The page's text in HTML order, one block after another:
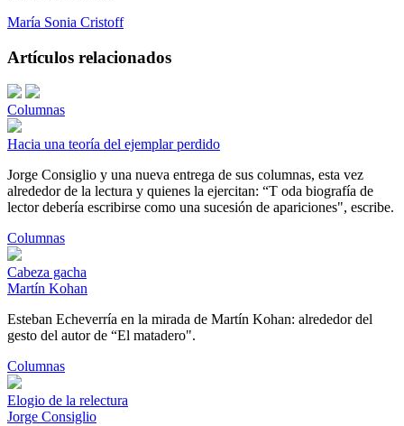
María Sonia Cristoff
Artículos relacionados
Columnas
Hacia una teoría del ejemplar perdido
Jorge Consiglio y una nueva entrega de sus columnas, esta vez
alrededor de la lectura y quienes la ejercitan: “T oda biografía de
lector debería escribirse como una sucesión de apariciones", escribe.
Columnas
Cabeza gacha
Martín Kohan
Esteban Echeverría en la mirada de Martín Kohan: alrededor del
gesto del autor de “El matadero".
Columnas
Elogio de la relectura
Jorge Consiglio